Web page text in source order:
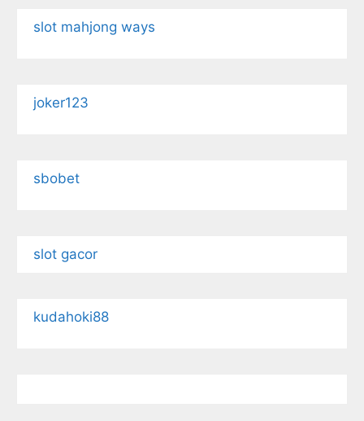
slot mahjong ways
joker123
sbobet
slot gacor
kudahoki88